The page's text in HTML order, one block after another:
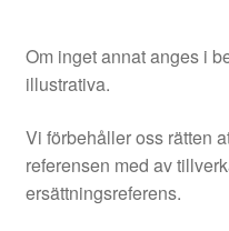
Om inget annat anges i
illustrativa.
Vi förbehåller oss rätten
referensen med av
ersättningsreferens.